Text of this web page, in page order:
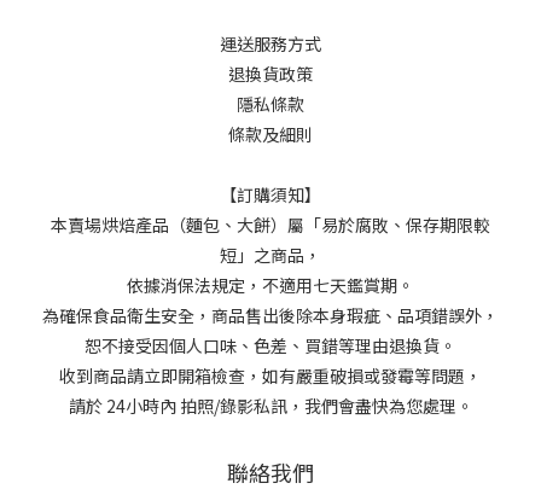
運送服務方式
退換貨政策
隱私條款
條款及細則
【訂購須知】
本賣場烘焙產品（麵包、大餅）屬「易於腐敗、保存期限較
短」之商品，
依據消保法規定，不適用七天鑑賞期。
為確保食品衛生安全，商品售出後除本身瑕疵、品項錯誤外，
恕不接受因個人口味、色差、買錯等理由退換貨。
收到商品請立即開箱檢查，如有嚴重破損或發霉等問題，
請於 24小時內 拍照/錄影私訊，我們會盡快為您處理。
聯絡我們